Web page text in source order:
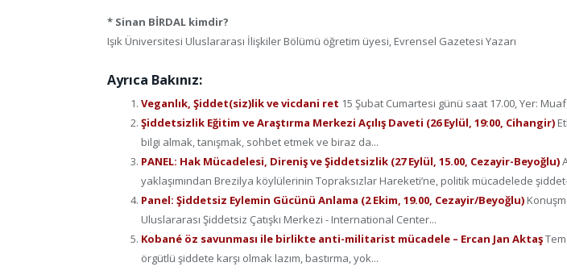
* Sinan BİRDAL kimdir?
Işık Üniversitesi Uluslararası İlişkiler Bölümü öğretim üyesi, Evrensel Gazetesi Yazarı
Ayrıca Bakınız:
Veganlık, Şiddet(siz)lik ve vicdani ret 15 Şubat Cumartesi günü saat 17.00, Yer:
Şiddetsizlik Eğitim ve Araştırma Merkezi Açılış Daveti (26 Eylül, 19:00, Cihangir)
bilgi almak, tanışmak, sohbet etmek ve biraz da...
PANEL: Hak Mücadelesi, Direniş ve Şiddetsizlik (27 Eylül, 15.00, Cezayir-Beyoğlu)
yaklaşımından Brezilya köylülerinin Topraksızlar Hareketi’ne, politik mücadelede
Panel: Şiddetsiz Eylemin Gücünü Anlama (2 Ekim, 19.00, Cezayir/Beyoğlu)
Uluslararası Şiddetsiz Çatışkı Merkezi - International Center...
Kobané öz savunması ile birlikte anti-militarist mücadele – Ercan Jan Aktaş
örgütlü şiddete karşı olmak lazım, bastırma, yok...